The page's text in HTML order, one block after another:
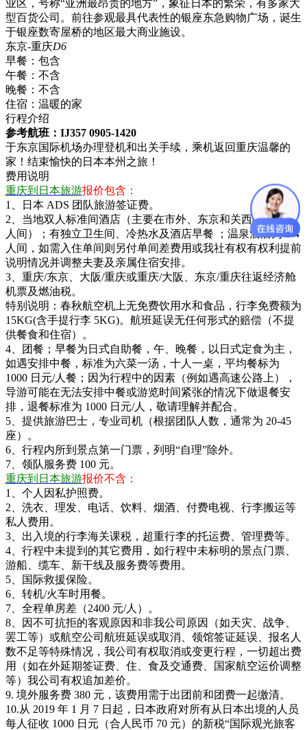
业区，号称“亚洲最昂贵的地方”，象征日本的繁荣，有多家大
型百货公司。前往参观最具代表性的银座东急购物广场，诞生
于银座数寄屋桥的地区最大商业施设。
东京-重庆D6
早餐： 包含
午餐： 不含
晚餐： 不含
住宿： 温暖的家
行程介绍
参考航班：IJ357 0905-1420
于东京国际机场办理登机和出关手续，乘机返回重庆温馨的
家！结束愉快的日本本州之旅！
费用说明
重庆到日本旅游报价包含：
1、日本 ADS 团队旅游签证费。
2、当地双人标准间酒店（主要在市外、东京和关西机场，双
人间）；有独立卫生间、冷热水及酒店早餐 ；温泉酒店为 2-4
人间，如需入住单间则另付单间差费用或我社有权有权利提前
说明情况并调整夫妻及亲属住宿安排。
3、重庆/东京、大阪/重庆或重庆/大阪、东京/重庆往返经济舱
机票及燃油税。
特别说明：春秋航空机上无免费饮用水和食品，行李免费额为
15KG(含手提行李 5KG)。航班延误无任何形式的赔偿（不提
供餐食和住宿）。
4、团餐；早餐为日式自助餐，午、晚餐，以日式定食为主，
如遇安排中餐，标准为六菜一汤，十人一桌，平均餐标为
1000 日元/人餐；因为行程中的因素（例如遇高速公路上），
导游可能在无法安排中餐或游览时间紧张的情况下做退餐安
排，退餐标准为 1000 日元/人，敬请理解并配合。
5、提供旅游巴士，专业司机（根据团队人数，通常为 20-45
座）。
6、行程内所到景点第一门票，列明“自理”除外。
7、领队服务费 100 元。
重庆到日本旅游报价不含：
1、个人因私护照费。
2、洗衣、理发、电话、饮料、烟酒、付费电视、行李搬运等
私人费用。
3、出入境的行李海关课税，超重行李的托运费、管理费等。
4、行程中未提到的其它费用，如行程中未标明的景点门票、
游船、缆车、新干线及服务费等费用。
5、国际救援保险。
6、转机/火车时用餐。
7、全程单房差（2400 元/人）。
8、因不可抗拒的客观原因和非我公司原因（如天灾、战争、
罢工等）或航空公司航班延误或取消、领馆签证延误、报名人
数不足等特殊情况，我公司有权取消或变更行程，一切超出费
用（如在外延期签证费、住、食及交通费、国家航空运价调整
等）我公司有权追加差价。
9. 境外服务费 380 元，该费用需于出团前和团费一起缴清。
10.从 2019 年 1 月 7 日起，日本政府对所有从日本出境的人员
每人征收 1000 日元（合人民币 70 元）的新税“国际观光旅客